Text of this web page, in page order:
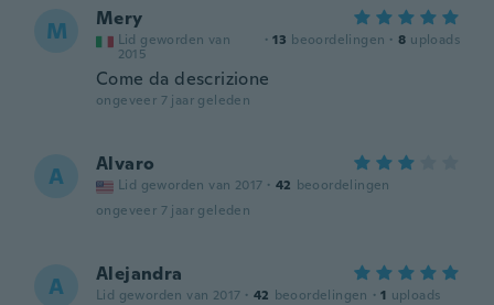
M Mery
Lid geworden van
2015
· 13 beoordelingen · 8 uploads
Come da descrizione
ongeveer 7 jaar geleden
A Alvaro
Lid geworden van 2017 · 42 beoordelingen
ongeveer 7 jaar geleden
A Alejandra
Lid geworden van 2017 · 42 beoordelingen · 1 uploads